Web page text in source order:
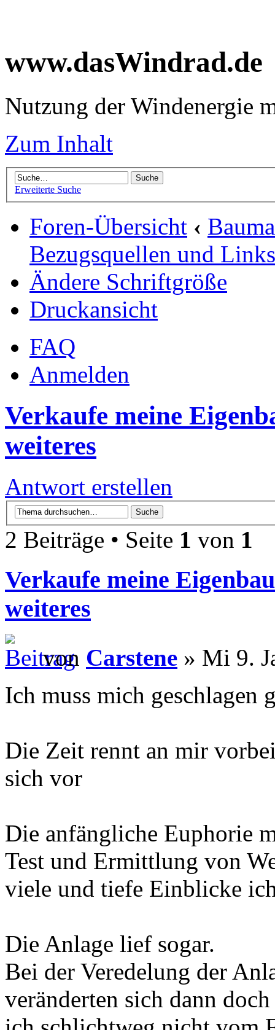
www.dasWindrad.de
Nutzung der Windenergie
Zum Inhalt
Erweiterte Suche
Foren-Übersicht ‹
Bezugsquellen und Links
Ändere Schriftgröße
Druckansicht
FAQ
Anmelden
Verkaufe meine
weiteres
Antwort erstellen
2 Beiträge • Seite 1 von 1
Verkaufe meine
weiteres
von Carstene » Mi 9.
Ich muss mich geschlagen
Die Zeit rennt an mir
sich vor
Die anfängliche Euphorie
Test und Ermittlung von
viele und tiefe Einblicke
Die Anlage lief sogar.
Bei der Veredelung der
veränderten sich dann